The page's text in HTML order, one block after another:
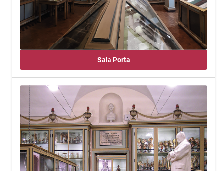
Sala Porta